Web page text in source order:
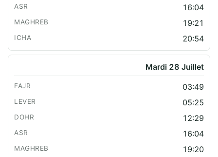
16:04
19:21
20:54
Mardi 28 Juillet
03:49
05:25
12:29
16:04
19:20